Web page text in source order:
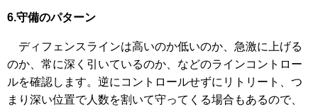
6.守備のパターン
ディフェンスラインは高いのか低いのか、急激に上げる
のか、常に深く引いているのか、などのラインコントロー
ルを確認します。逆にコントロールせずにリトリート、つ
まり深い位置で人数を割いて守ってくる場合もあるので、